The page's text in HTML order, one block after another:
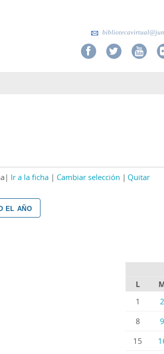
Ir a la ficha Cambiar selección Quitar
el año
L
1
2
8
9
15